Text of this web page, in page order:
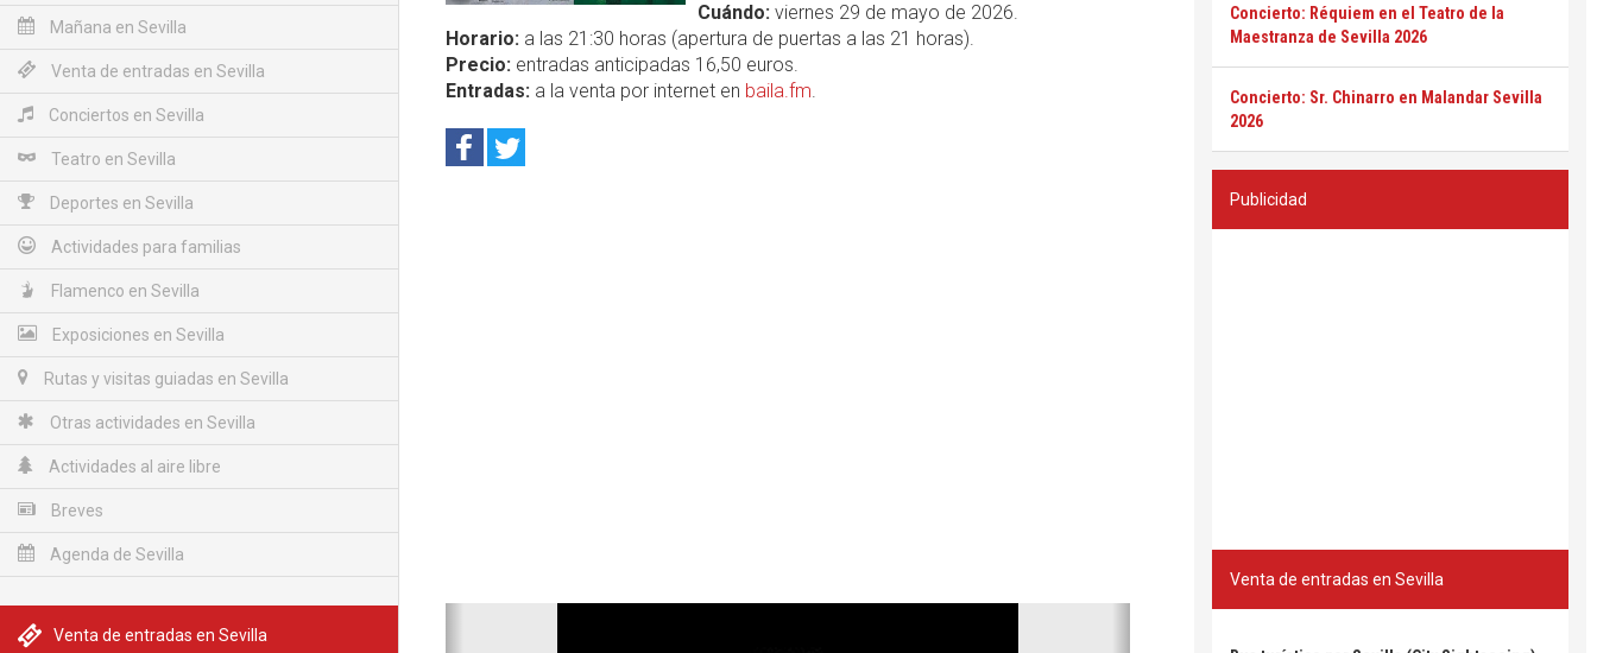
Mañana en Sevilla
Venta de entradas en Sevilla
Conciertos en Sevilla
Teatro en Sevilla
Deportes en Sevilla
Actividades para familias
Flamenco en Sevilla
Exposiciones en Sevilla
Rutas y visitas guiadas en Sevilla
Otras actividades en Sevilla
Actividades al aire libre
Breves
Agenda de Sevilla
Venta de entradas en Sevilla
Cuándo:viernes 29 de mayo de 2026.
Horario: a las 21:30 horas (apertura de puertas a las 21 horas).
Precio: entradas anticipadas 16,50 euros.
Entradas: a la venta por internet en baila.fm.
Siguiente
Concierto: Réquiem en el Teatro de la
Maestranza de Sevilla 2026
Concierto: Sr. Chinarro en Malandar Sevilla
2026
Publicidad
Venta de entradas en Sevilla